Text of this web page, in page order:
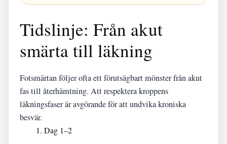
Tidslinje: Från akut
smärta till läkning
Fotsmärtan följer ofta ett förutsägbart mönster från akut
fas till återhämtning. Att respektera kroppens
läkningsfaser är avgörande för att undvika kroniska
besvär.
Dag 1–2